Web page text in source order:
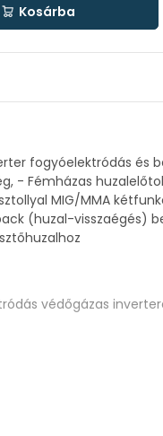
Kosárba
fogyóelektródás
- Fémházas
MIG/MMA
(huzal-visszaégés)
védőgázas